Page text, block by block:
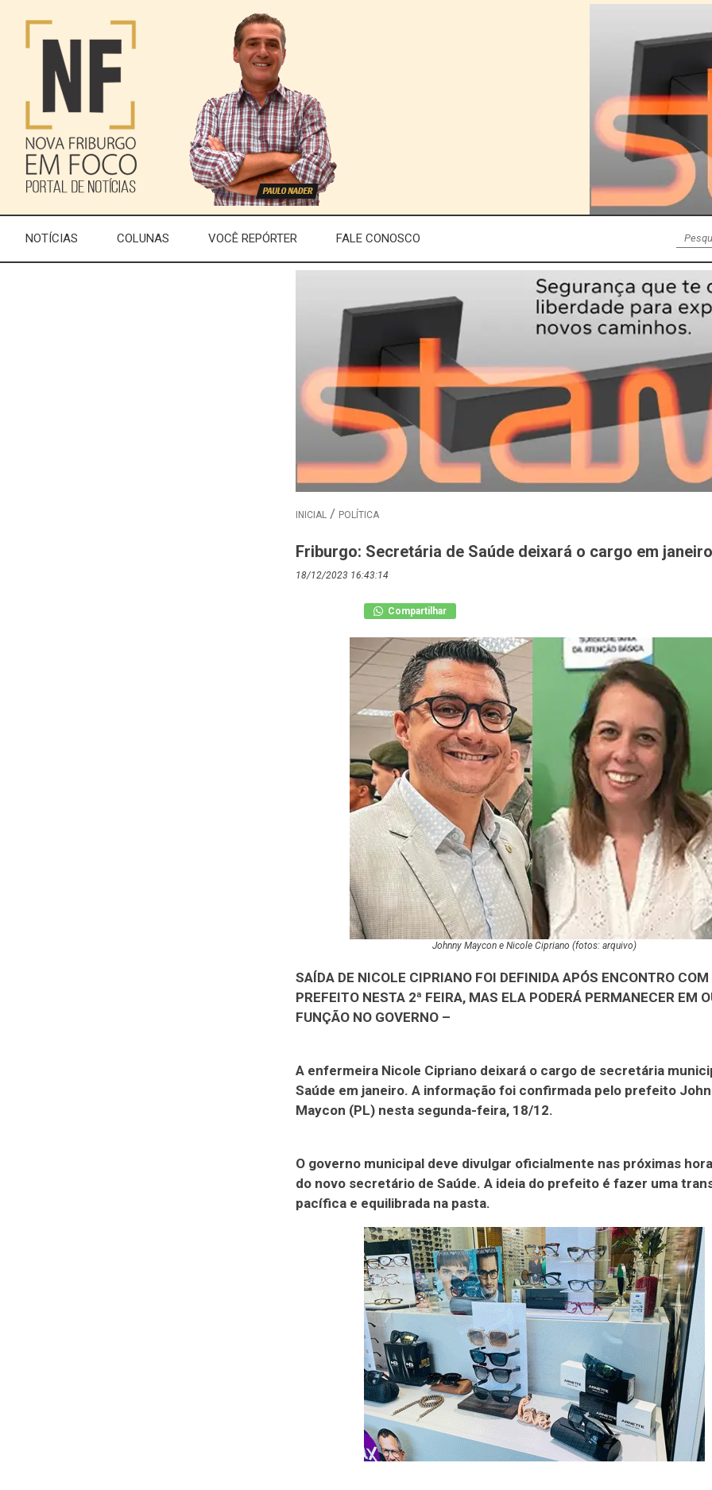
NOTÍCIAS COLUNAS VOCÊ REPÓRTER FALE CONOSCO
INICIAL POLÍTICA
Friburgo: Secretária de Saúde deixará o cargo em janeiro
18/12/2023 16:43:14
Compartilhar
Johnny Maycon e Nicole Cipriano (fotos: arquivo)
SAÍDA DE NICOLE CIPRIANO FOI DEFINIDA APÓS ENCONTRO COM
PREFEITO NESTA 2ª FEIRA, MAS ELA PODERÁ PERMANECER EM
FUNÇÃO NO GOVERNO –
A enfermeira Nicole Cipriano deixará o cargo de secretária
Saúde em janeiro. A informação foi confirmada pelo prefeito
Maycon (PL) nesta segunda-feira, 18/12.
O governo municipal deve divulgar oficialmente nas próximas
do novo secretário de Saúde. A ideia do prefeito é fazer uma
pacífica e equilibrada na pasta.